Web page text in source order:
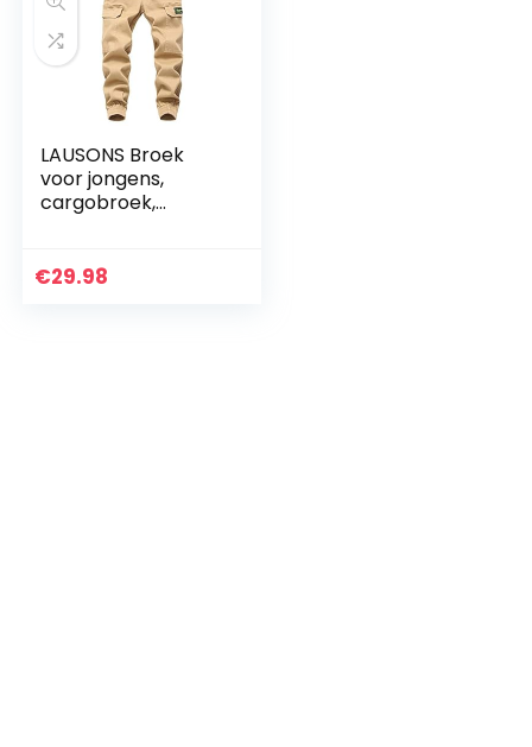
LAUSONS Broek
voor jongens,
cargobroek,
€29.98